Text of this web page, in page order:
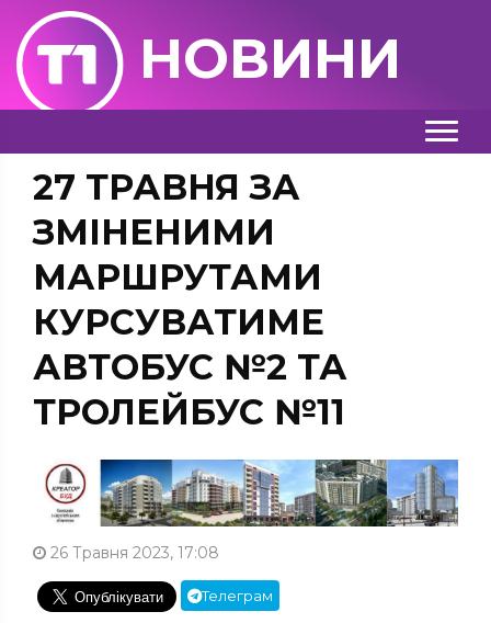
НОВИНИ
27 ТРАВНЯ ЗА
ЗМІНЕНИМИ
МАРШРУТАМИ
КУРСУВАТИМЕ
АВТОБУС №2 ТА
ТРОЛЕЙБУС №11
26 Травня 2023, 17:08
Телеграм